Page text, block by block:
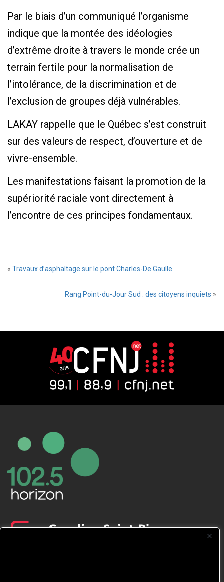
Par le biais d’un communiqué l’organisme
indique que la montée des idéologies
d’extrême droite à travers le monde crée un
terrain fertile pour la normalisation de
l’intolérance, de la discrimination et de
l’exclusion de groupes déjà vulnérables.
LAKAY rappelle que le Québec s’est construit
sur des valeurs de respect, d’ouverture et de
vivre-ensemble.
Les manifestations faisant la promotion de la
supériorité raciale vont directement à
l’encontre de ces principes fondamentaux.
« Travaux d’asphaltage sur le pont Charles-De Gaulle
Rang Point-du-Jour Sud : des citoyens inquiets »